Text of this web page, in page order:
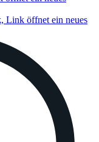
Link öffnet ein neues